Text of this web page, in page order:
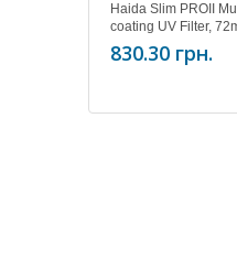
Haida Slim PROII
coating UV Filter,
830.30 грн.